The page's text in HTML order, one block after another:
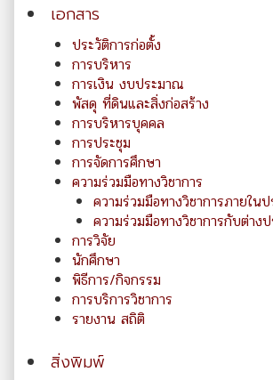
เอกสาร
ประวัติการก่อตั้ง
การบริหาร
การเงิน งบประมาณ
พัสดุ ที่ดินและสิ่งก่อสร้าง
การบริหารบุคคล
การประชุม
การจัดการศึกษา
ความร่วมมือทางวิชาการ
ความร่วมมือทางวิชาการภายในป
ความร่วมมือทางวิชาการกับต่างป
การวิจัย
นักศึกษา
พิธีการ/กิจกรรม
การบริการวิชาการ
รายงาน สถิติ
สิ่งพิมพ์